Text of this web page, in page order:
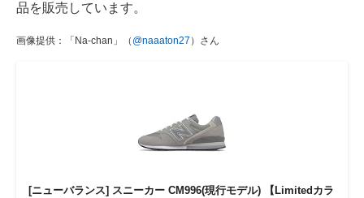
品を販売しています。
画像提供：「Na-chan」（ @naaaton27 ）さん
[ニューバランス] スニーカー CM996(現行モデル) 【Limitedカラ